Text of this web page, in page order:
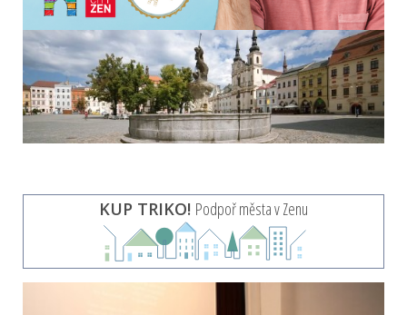
KUP TRIKO! Podpoř města v Zenu